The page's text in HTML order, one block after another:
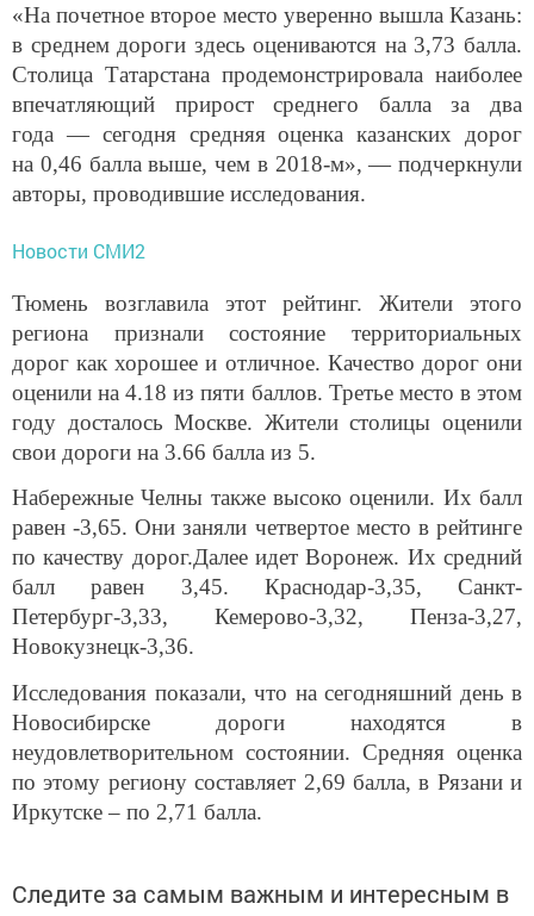
«На почетное второе место уверенно вышла Казань:
в среднем дороги здесь оцениваются на 3,73 балла.
Столица Татарстана продемонстрировала наиболее
впечатляющий прирост среднего балла за два
года — сегодня средняя оценка казанских дорог
на 0,46 балла выше, чем в 2018-м», — подчеркнули
авторы, проводившие исследования.
Новости СМИ2
Тюмень возглавила этот рейтинг. Жители этого
региона признали состояние территориальных
дорог как хорошее и отличное. Качество дорог они
оценили на 4.18 из пяти баллов. Третье место в этом
году досталось Москве. Жители столицы оценили
свои дороги на 3.66 балла из 5.
Набережные Челны также высоко оценили. Их балл
равен -3,65. Они заняли четвертое место в рейтинге
по качеству дорог.Далее идет Воронеж. Их средний
балл равен 3,45. Краснодар-3,35, Санкт-
Петербург-3,33, Кемерово-3,32, Пенза-3,27,
Новокузнецк-3,36.
Исследования показали, что на сегодняшний день в
Новосибирске дороги находятся в
неудовлетворительном состоянии. Средняя оценка
по этому региону составляет 2,69 балла, в Рязани и
Иркутске – по 2,71 балла.
Следите за самым важным и интересным в